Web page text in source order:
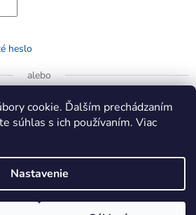
cookie. Ďalším prechádzaním
súhlas s ich používaním. Viac
Nastavenie
heslo
alebo
Prihlásiť sa cez Google
. Všetky práva vyhradené.Upraviť